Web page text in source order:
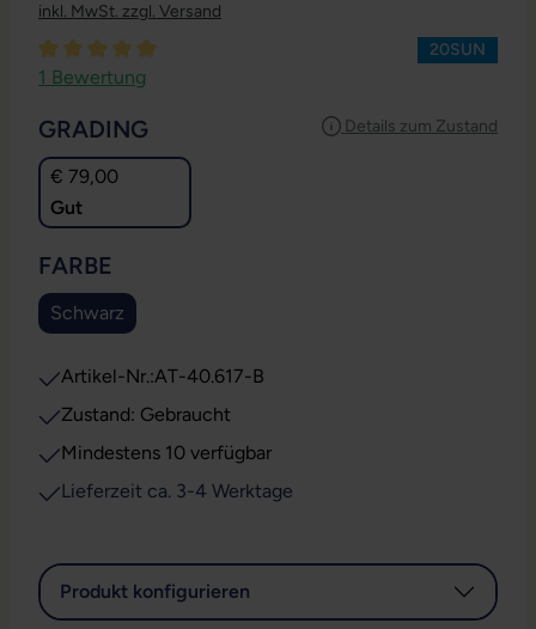
inkl. MwSt. zzgl. Versand
Durchschnittliche Bewertung von 5 von 5 Sternen
1 Bewertung
20SUN
Details zum Zustand
GRADING
€ 79,00
Gut
FARBE
Schwarz
Artikel-Nr.:AT-40.617-B
Zustand: Gebraucht
Mindestens 10 verfügbar
Lieferzeit ca. 3-4 Werktage
Produkt konfigurieren